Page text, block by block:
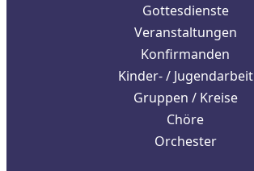
Gottesdienste
Veranstaltungen
Konfirmanden
Kinder- / Jugendarbeit
Gruppen / Kreise
Chöre
Orchester